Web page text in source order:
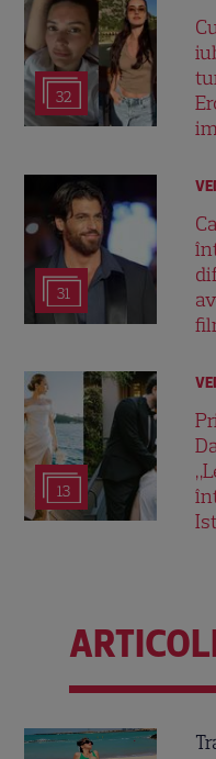
32
31
13